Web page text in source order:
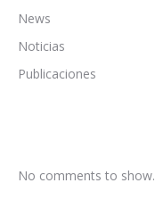
News
Noticias
Publicaciones
No comments to show.